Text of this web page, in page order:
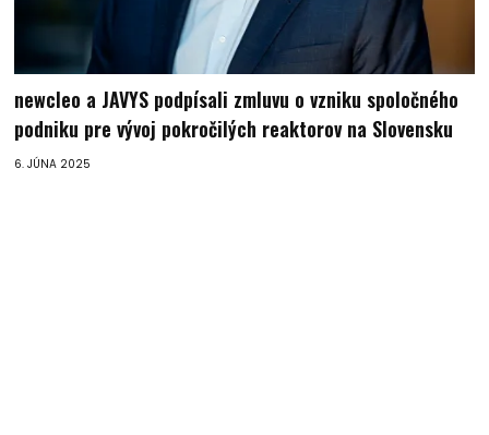
newcleo a JAVYS podpísali zmluvu o vzniku spoločného
podniku pre vývoj pokročilých reaktorov na Slovensku
6. JÚNA 2025